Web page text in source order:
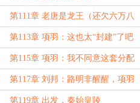
第111章 老唐是龙王（还欠六万八
千字月票更）
第113章 项羽：这也太“封建”了吧
（欠七万字月票更，两千字追订更）
第115章 项羽：我不同意这套分配
方案
第117章 刘邦：路明非醒醒，项羽
要论功行赏了！
第119章 出发，秦始皇陵